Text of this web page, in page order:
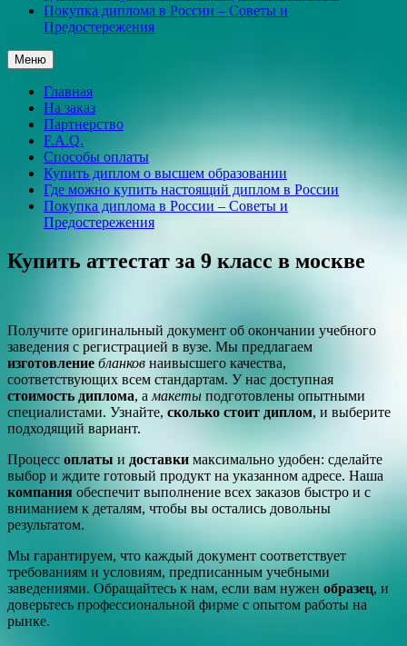
Покупка диплома в России – Советы и
Предостережения
Меню
Главная
На заказ
Партнерство
F.A.Q.
Способы оплаты
Купить диплом о высшем образовании
Где можно купить настоящий диплом в России
Покупка диплома в России – Советы и
Предостережения
Купить аттестат за 9 класс в москве
Получите оригинальный документ об окончании учебного
заведения с регистрацией в вузе. Мы предлагаем
изготовление бланков наивысшего качества,
соответствующих всем стандартам. У нас доступная
стоимость диплома, а макеты подготовлены опытными
специалистами. Узнайте, сколько стоит диплом, и выберите
подходящий вариант.
Процесс оплаты и доставки максимально удобен: сделайте
выбор и ждите готовый продукт на указанном адресе. Наша
компания обеспечит выполнение всех заказов быстро и с
вниманием к деталям, чтобы вы остались довольны
результатом.
Мы гарантируем, что каждый документ соответствует
требованиям и условиям, предписанным учебными
заведениями. Обращайтесь к нам, если вам нужен образец, и
доверьтесь профессиональной фирме с опытом работы на
рынке.